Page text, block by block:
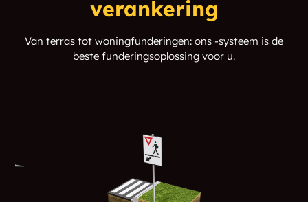
verankering
Van terras tot woningfunderingen: ons -systeem is de
beste funderingsoplossing voor u.